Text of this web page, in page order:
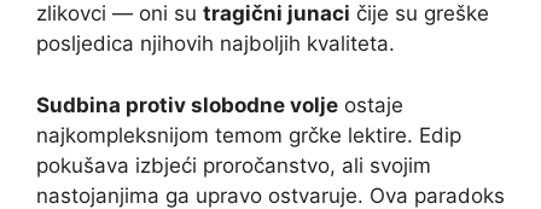
zlikovci — oni su tragični junaci čije su greške
posljedica njihovih najboljih kvaliteta.
Sudbina protiv slobodne volje ostaje
najkompleksnijom temom grčke lektire. Edip
pokušava izbjeći proročanstvo, ali svojim
nastojanjima ga upravo ostvaruje. Ova paradoks